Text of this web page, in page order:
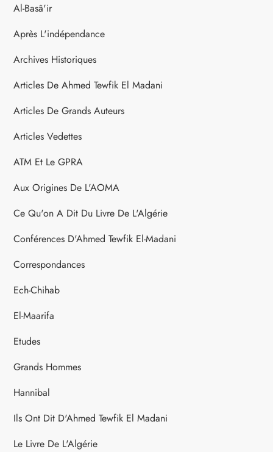
d
e
s
p
u
b
l
i
c
a
t
i
o
n
s
Al-Basâ'ir
Après L'indépendance
Archives Historiques
Articles De Ahmed Tewfik El Madani
Articles De Grands Auteurs
Articles Vedettes
ATM Et Le GPRA
Aux Origines De L'AOMA
Ce Qu'on A Dit Du Livre De L'Algérie
Conférences D'Ahmed Tewfik El-Madani
Correspondances
Ech-Chihab
El-Maarifa
Etudes
Grands Hommes
Hannibal
Ils Ont Dit D'Ahmed Tewfik El Madani
Le Livre De L'Algérie